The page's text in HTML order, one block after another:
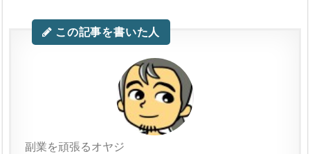
この記事を書いた人
副業を頑張るオヤジ